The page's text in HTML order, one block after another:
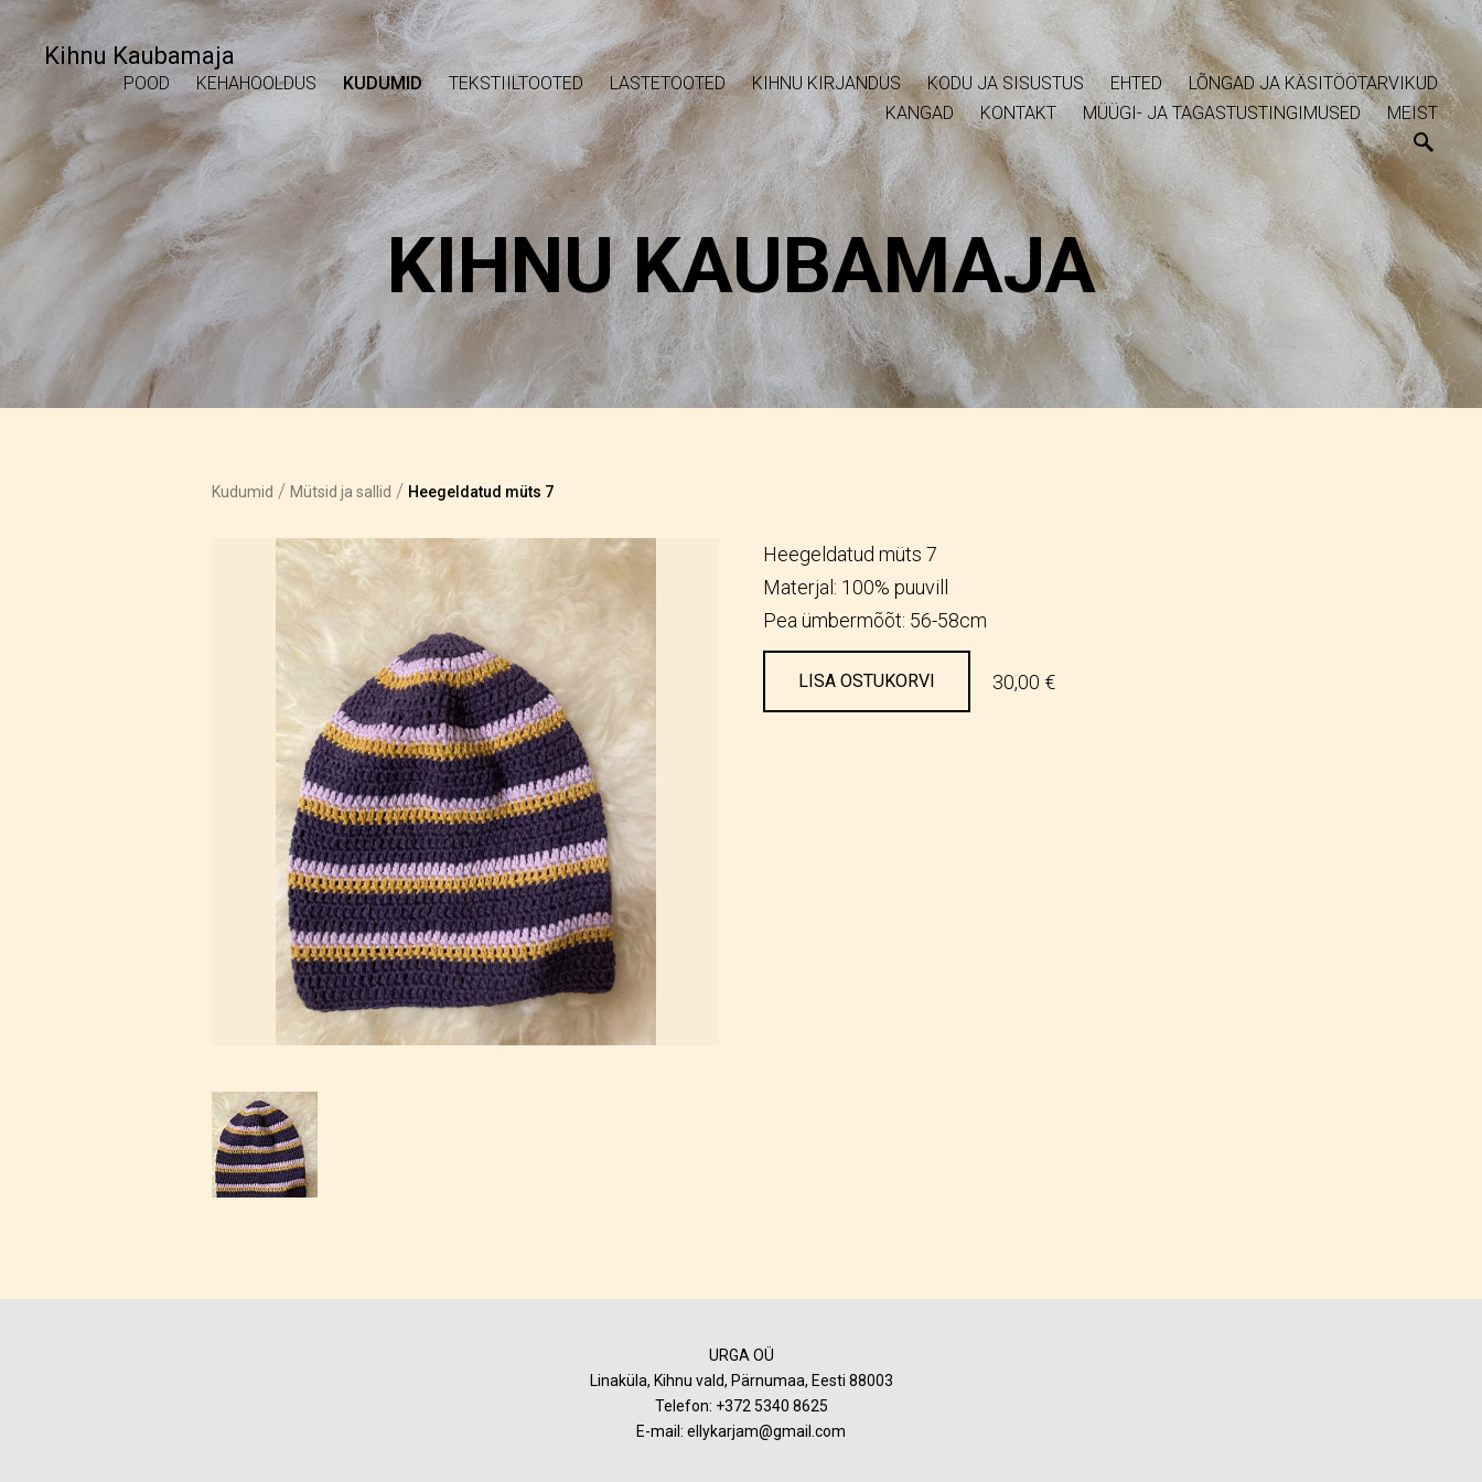
Kihnu Kaubamaja
POOD KEHAHOOLDUS KUDUMID TEKSTIILTOOTED LASTETOOTED KIHNU KIRJANDUS KODU JA SISUSTUS EHTED
LÕNGAD JA KÄSITÖÖTARVIKUD
KANGAD
KONTAKT MÜÜGI- JA TAGASTUSTINGIMUSED MEIST
KIHNU KAUBA­MAJA
Kudumid / Mütsid ja sallid / Heegeldatud müts 7
Heegeldatud müts 7
Materjal: 100% puuvill
Pea ümbermõõt: 56-58cm
LISA OSTUKORVI 30,00 €
URGA OÜ
Linaküla, Kihnu vald, Pärnumaa, Eesti 88003
Telefon: +372 5340 8625
E-mail: ellykarjam@gmail.com